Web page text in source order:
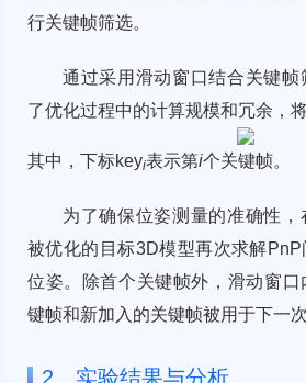
行关键帧筛选。
通过采用滑动窗口结合关键
了优化过程中的计算规模和冗余，
其中，下标keyi表示第i个关键帧。
为了确保位姿测量的准确性，
被优化的目标3D模型再次求解
位姿。除首个关键帧外，滑动窗
键帧和新加入的关键帧被用于下一次
2 实验结果与分析